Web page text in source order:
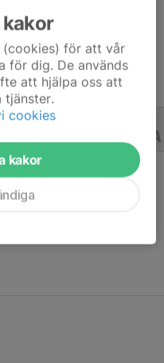
(cookies) för att vår
för dig. De används
att hjälpa oss att
tjänster.
cookies
kakor